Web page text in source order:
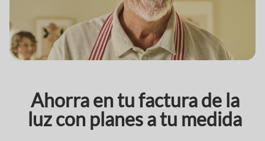
Ahorra en tu factura de la
luz con planes a tu medida